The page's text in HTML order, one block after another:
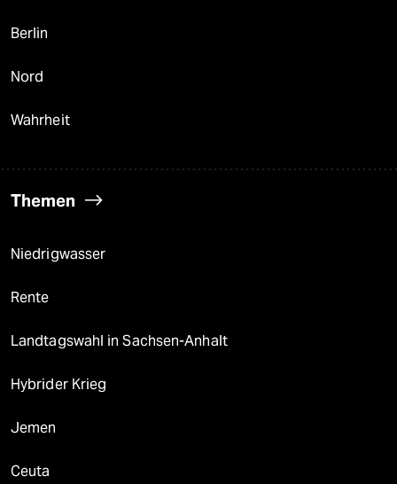
Berlin
Nord
Wahrheit
Themen
Niedrigwasser
Rente
Landtagswahl in Sachsen-Anhalt
Hybrider Krieg
Jemen
Ceuta